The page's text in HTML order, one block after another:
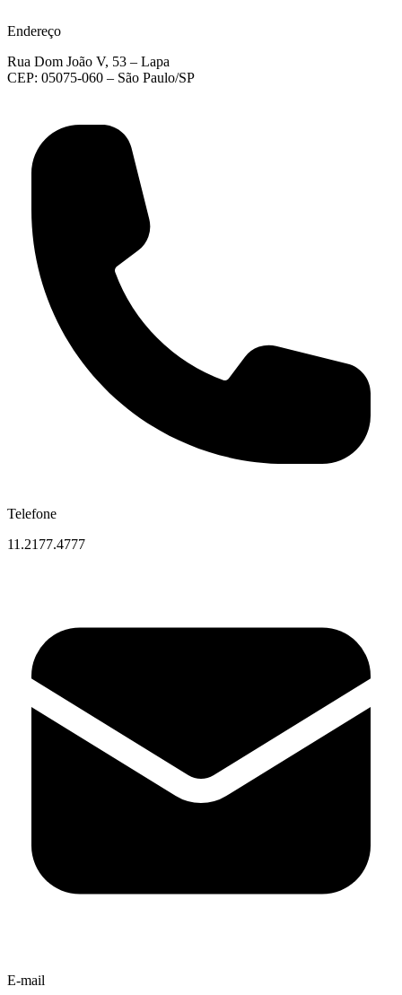
Endereço
Rua Dom João V, 53 – Lapa
CEP: 05075-060 – São Paulo/SP
Telefone
11.2177.4777
E-mail